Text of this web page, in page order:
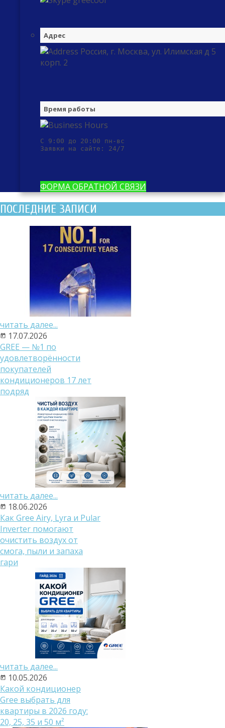
Адрес
Россия, г. Москва, ул. Илимская д 5
корп. 2
Время работы
С 9:00 до 20:00 пн-вс
Заявки на сайте: 24/7
ФОРМА ОБРАТНОЙ СВЯЗИ
ПОСЛЕДНИЕ ЗАПИСИ
читать далее...
17.07.2026
GREE — №1 по
удовлетворённости
покупателей
кондиционеров 17 лет
подряд
читать далее...
18.06.2026
Как Gree Airy, Lyra и Pular
Inverter помогают
очистить воздух от
смога, пыли и запаха
гари
читать далее...
10.05.2026
Какой кондиционер
Gree выбрать для
квартиры в 2026 году:
20, 25, 35 и 50 м²